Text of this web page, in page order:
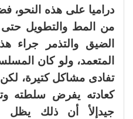
دراميا على هذه النحو،
من المط والتطويل حتى
الضيق والتذمر جراء
تفادى مشاكل كتيرة،
كعادته يفرض سلطته
جيدإلأ أن ذلك يظل